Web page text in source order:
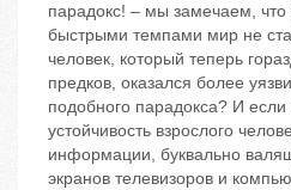
парадокс! – мы замечаем,
быстрыми темпами мир не
человек, который теперь
предков, оказался более
подобного парадокса? И если
устойчивость взрослого
информации, буквально
экранов телевизоров и